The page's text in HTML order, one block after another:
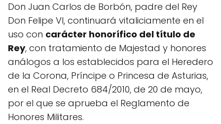
Don Juan Carlos de Borbón, padre del Rey
Don Felipe VI, continuará vitaliciamente en el
uso con carácter honorífico del título de
Rey, con tratamiento de Majestad y honores
análogos a los establecidos para el Heredero
de la Corona, Príncipe o Princesa de Asturias,
en el Real Decreto 684/2010, de 20 de mayo,
por el que se aprueba el Reglamento de
Honores Militares.